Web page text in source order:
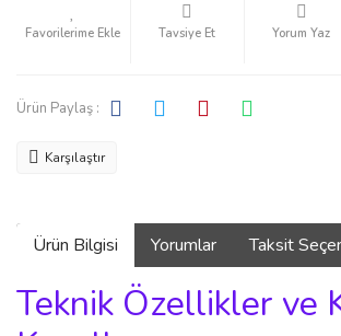
Tavsiye Et Yorum Yaz
Ürün Paylaş :
Karşılaştır
Ürün Bilgisi Yorumlar Taksit
Teknik Özellikler ve